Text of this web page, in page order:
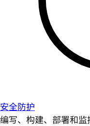
安全防护
编写、构建、部署和监